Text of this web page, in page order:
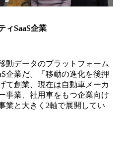
ィSaaS企業
動データのプラットフォーム
企業だ。「移動の進化を後押
て創業、現在は自動車メーカ
事業、社用車をもつ企業向け
業と大きく2軸で展開してい